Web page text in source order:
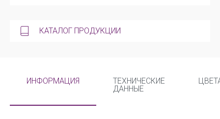
КАТАЛОГ ПРОДУКЦИИ
ИНФОРМАЦИЯ
ТЕХНИЧЕСКИЕ
ДАННЫЕ